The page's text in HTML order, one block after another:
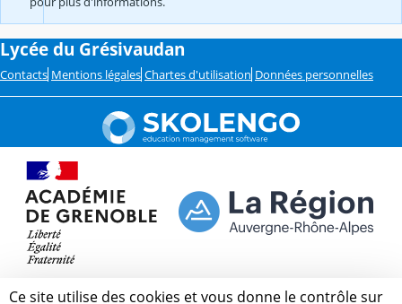
Lycée du Grésivaudan
Contacts Mentions légales Chartes d'utilisation Données personnelles
Ce site utilise des cookies et vous donne le contrôle sur